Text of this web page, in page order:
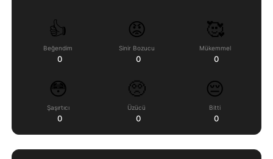
👍
Beğendim
0
😡
Sinir Bozucu
0
🥰
Mükemmel
0
😳
Şaşırtıcı
0
🥺
Üzücü
0
😔
Bitti
0